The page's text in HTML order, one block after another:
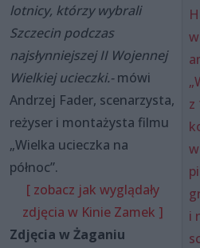
z
i
lotnicy, którzy wybrali
Szczecin podczas
najsłynniejszej II Wojennej
Wielkiej ucieczki.-mówi
Andrzej Fader, scenarzysta,
reżyser i montażysta filmu
„Wielka ucieczka na
północ”.
[ zobacz jak wyglądały
zdjęcia w Kinie Zamek ]
Zdjęcia w Żaganiu